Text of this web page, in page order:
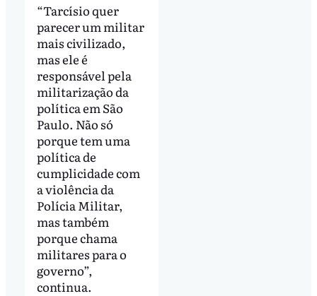
“Tarcísio quer
parecer um militar
mais civilizado,
mas ele é
responsável pela
militarização da
política em São
Paulo. Não só
porque tem uma
política de
cumplicidade com
a violência da
Polícia Militar,
mas também
porque chama
militares para o
governo”,
continua.